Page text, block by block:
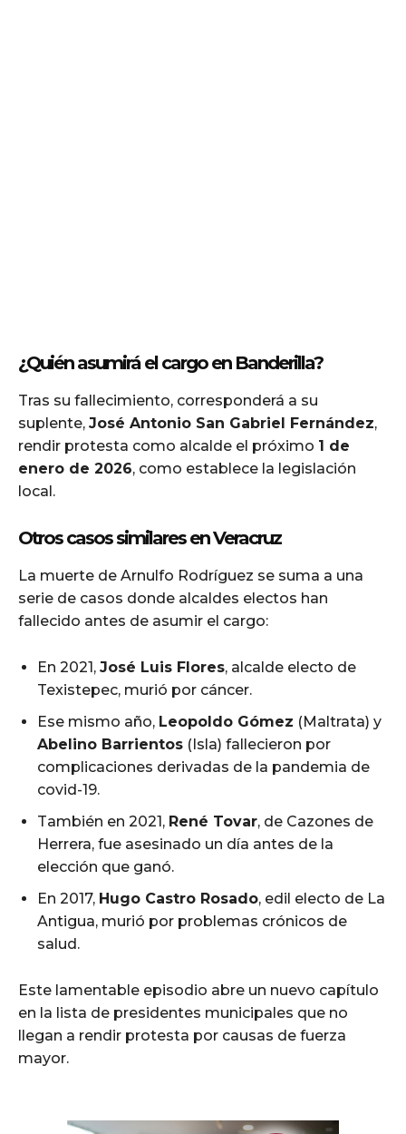
¿Quién asumirá el cargo en Banderilla?
Tras su fallecimiento, corresponderá a su
suplente, José Antonio San Gabriel Fernández,
rendir protesta como alcalde el próximo 1 de
enero de 2026, como establece la legislación
local.
Otros casos similares en Veracruz
La muerte de Arnulfo Rodríguez se suma a una
serie de casos donde alcaldes electos han
fallecido antes de asumir el cargo:
En 2021, José Luis Flores, alcalde electo de
Texistepec, murió por cáncer.
Ese mismo año, Leopoldo Gómez (Maltrata) y
Abelino Barrientos (Isla) fallecieron por
complicaciones derivadas de la pandemia de
covid-19.
También en 2021, René Tovar, de Cazones de
Herrera, fue asesinado un día antes de la
elección que ganó.
En 2017, Hugo Castro Rosado, edil electo de La
Antigua, murió por problemas crónicos de
salud.
Este lamentable episodio abre un nuevo capítulo
en la lista de presidentes municipales que no
llegan a rendir protesta por causas de fuerza
mayor.